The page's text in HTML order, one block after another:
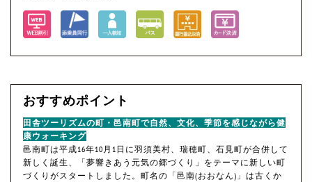
おすすめポイント
田舎ツーリズムの町・邑南町で自然、文化、季節を感じながら健
康ウォーキング
邑南町は平成16年10月1日に羽須美村、瑞穂町、石見町が合併して
新しく誕生、「夢響きあう元気の郷づくり」をテーマに新しい町
づくりがスタートしました。町名の「邑南(おおなん)」は古くか